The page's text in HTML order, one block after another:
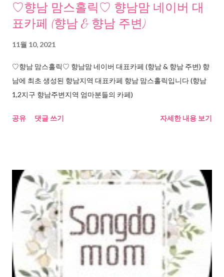
♡향남 맘스홀릭♡ 향남맘 네이버 대
표카페 (향남 & 향남 주변)
11월 10, 2021
♡향남 맘스홀릭♡ 향남맘 네이버 대표카페 (향남 & 향남 주변) 향
남에 최초 생성된 향남지역 대표카페 향남 맘스홀릭입니다 (향남
1,2지구 향남주변지역 엄마분들의 카페)
공유 댓글 쓰기 자세한 내용 보기